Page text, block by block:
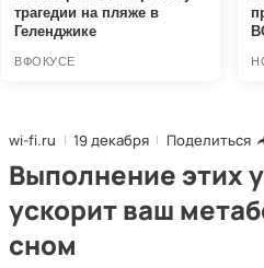
wi-fi.ru 19 декабря Поделиться
Выполнение этих
ускорит ваш
сном